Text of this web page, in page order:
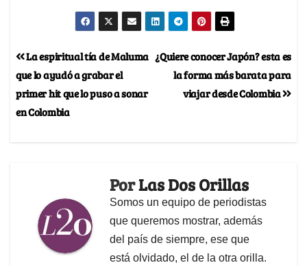
¿Quiere conocer Japón? esta es
la forma más barata para
viajar desde Colombia
La espiritual tía de Maluma
que lo ayudó a grabar el
primer hit que lo puso a sonar
en Colombia
PorLas Dos Orillas
Somos un equipo de periodistas
que queremos mostrar, además
del país de siempre, ese que
está olvidado, el de la otra orilla.